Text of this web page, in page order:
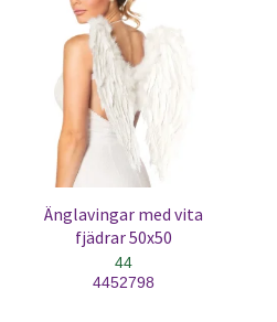
Änglavingar med vita
fjädrar 50x50
44
4452798